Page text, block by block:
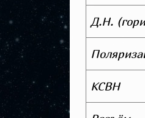
Д.Н.
КСВН